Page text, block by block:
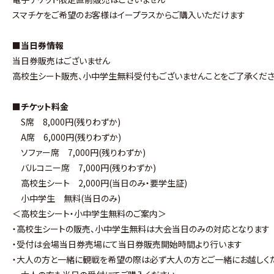
スマチケをご希望のお客様はイープラスからご購入いただけます
■当日券情報
当日券販売はございません
高校生シート販売、小中学生無料受付もございませんことをご了承くだ
■チケット料金
S席 8,000円(残りわずか)
A席 6,000円(残りわずか)
ソファー席 7,000円(残りわずか)
バルコニー席 7,000円(残りわずか)
高校生シート 2,000円(当日のみ・要学生証)
小中学生 無料(当日のみ)
＜高校生シート・小中学生無料のご案内＞
・高校生シートの販売、小中学生無料は大会当日のみの対応となります
・受付は会場当日券売場にて当日券販売開始時間より行います
・大人の方と一緒に観戦を希望の際は必ず大人の方とご一緒にお越しく